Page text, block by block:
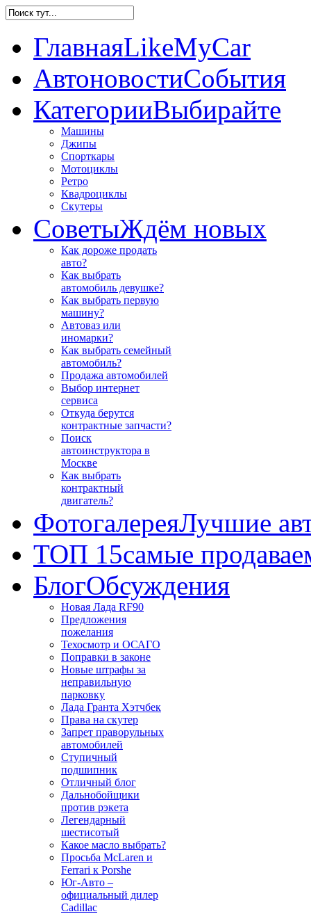
ГлавнаяLikeMyCar
АвтоновостиСобытия
КатегорииВыбирайте
Машины
Джипы
Спорткары
Мотоциклы
Ретро
Квадроциклы
Скутеры
СоветыЖдём новых
Как дороже продать
авто?
Как выбрать
автомобиль девушке?
Как выбрать первую
машину?
Автоваз или
иномарки?
Как выбрать семейный
автомобиль?
Продажа автомобилей
Выбор интернет
сервиса
Откуда берутся
контрактные запчасти?
Поиск
автоинструктора в
Москве
Как выбрать
контрактный
двигатель?
ФотогалереяЛучшие
ТОП 15самые
БлогОбсуждения
Новая Лада RF90
Предложения
пожелания
Техосмотр и ОСАГО
Поправки в законе
Новые штрафы за
неправильную
парковку
Лада Гранта Хэтчбек
Права на скутер
Запрет праворульных
автомобилей
Ступичный
подшипник
Отличный блог
Дальнобойщики
против рэкета
Легендарный
шестисотый
Какое масло выбрать?
Просьба McLaren и
Ferrari к Porshe
Юг-Авто –
официальный дилер
Cadillac